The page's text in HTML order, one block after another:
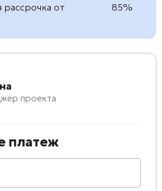
от
85%
проекта
платеж